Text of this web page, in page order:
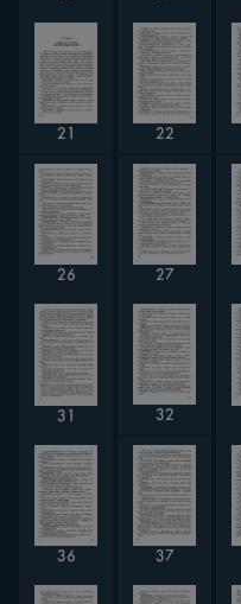
21 22
26 27
31 32
36 37